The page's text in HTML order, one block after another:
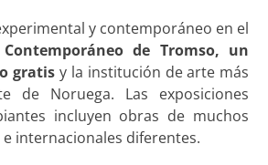
y contemporáneo en el
de Tromso, un
gratis y la institución de arte más
de Noruega. Las exposiciones
incluyen obras de muchos
internacionales diferentes.